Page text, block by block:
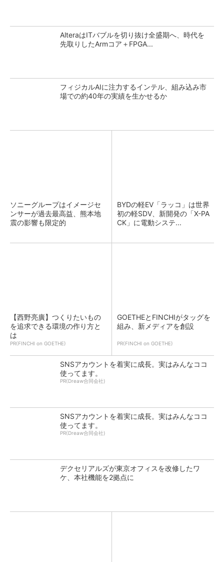
AlteraはITバブルを切り抜け全盛期へ、時代を
先取りしたArmコア＋FPGA...
フィジカルAIに注力するインテル、組み込み市
場での約40年の実績を生かせるか
ソニーグループはイメージセ
ンサーが過去最高益、熊本地
震の影響も限定的
BYDの軽EV「ラッコ」は世界
初の軽SDV、新開発の「X-PA
CK」に電動システ...
【西野亮廣】つくりたいもの
を追求できる環境の作り方と
は
PR(FINCHI on GOETHE)
GOETHEとFINCHIがタッグを
組み、新メディアを創設
PR(FINCHI on GOETHE)
SNSアカウントを着実に成長。実はみんなココ
使ってます。
PR(Dreaw合同会社)
SNSアカウントを着実に成長。実はみんなココ
使ってます。
PR(Dreaw合同会社)
デクセリアルズが東京オフィスを改修したワ
ケ、本社機能を2拠点に